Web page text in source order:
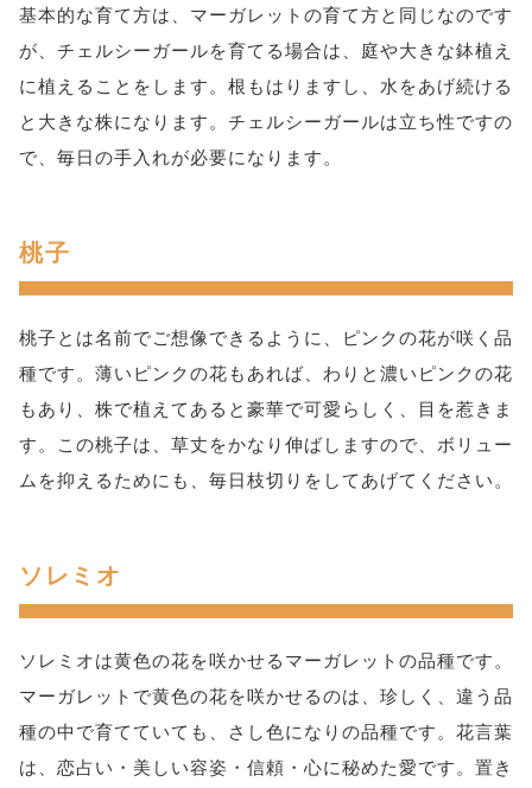
基本的な育て方は、マーガレットの育て方と同じなのです
が、チェルシーガールを育てる場合は、庭や大きな鉢植え
に植えることをします。根もはりますし、水をあげ続ける
と大きな株になります。チェルシーガールは立ち性ですの
で、毎日の手入れが必要になります。
桃子
桃子とは名前でご想像できるように、ピンクの花が咲く品
種です。薄いピンクの花もあれば、わりと濃いピンクの花
もあり、株で植えてあると豪華で可愛らしく、目を惹きま
す。この桃子は、草丈をかなり伸ばしますので、ボリュー
ムを抑えるためにも、毎日枝切りをしてあげてください。
ソレミオ
ソレミオは黄色の花を咲かせるマーガレットの品種です。
マーガレットで黄色の花を咲かせるのは、珍しく、違う品
種の中で育てていても、さし色になりの品種です。花言葉
は、恋占い・美しい容姿・信頼・心に秘めた愛です。置き